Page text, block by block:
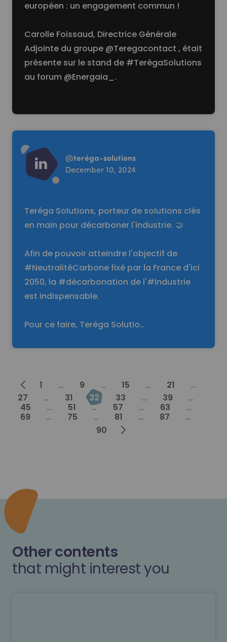
européen : un engagement commun !
Carolle Foissaud, Directrice Générale
Adjointe du groupe @Teregacontact , était
présente sur le stand de #TerégaSolutions
au forum @Energaia_.
Read more
@teréga-solutions
December 10, 2024
Teréga Solutions, porteur de solutions clés
en main pour décarboner l'industrie. 🤝
Afin de pouvoir atteindre l'objectif de
#NeutralitéCarbone fixé par la France d'ici
2050, la #décarbonation de l'#industrie
est indispensable.
Pour ce faire, Teréga Solutio…
Prev 1 ... 9 ... 15 ... 21
...
27
... 31 32 33 ... 39
...
45
... 51 ... 57 ... 63
...
69
... 75 ... 81 ... 87
...
90
Next
Other contents
that might interest you